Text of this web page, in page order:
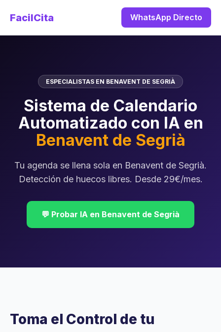
FacilCita WhatsApp Directo
ESPECIALISTAS EN BENAVENT DE SEGRIÀ
Sistema de Calendario
Automatizado con IA en
Benavent de Segrià
Tu agenda se llena sola en Benavent de Segrià.
Detección de huecos libres. Desde 29€/mes.
💬 Probar IA en Benavent de Segrià
Toma el Control de tu